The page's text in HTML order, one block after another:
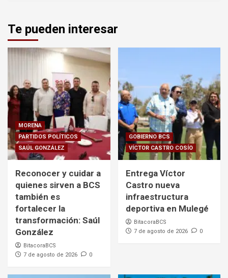
Te pueden interesar
MORENA
PARTIDOS POLÍTICOS
SAÚL GONZÁLEZ
Reconocer y cuidar a
quienes sirven a BCS
también es
fortalecer la
transformación: Saúl
González
BitacoraBCS
7 de agosto de 2026
0
GOBIERNO BCS
VÍCTOR CASTRO COSÍO
Entrega Víctor
Castro nueva
infraestructura
deportiva en Mulegé
BitacoraBCS
7 de agosto de 2026
0